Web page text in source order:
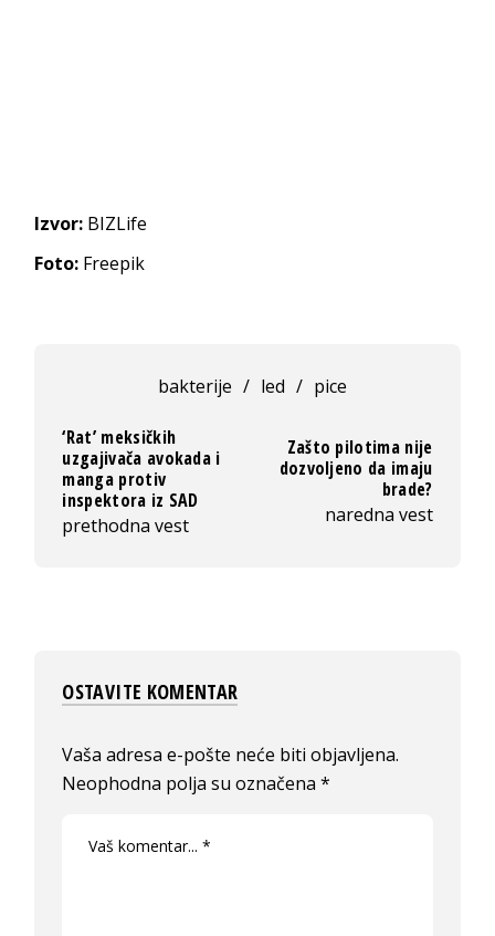
Izvor: BIZLife
Foto: Freepik
bakterije / led / pice
‘Rat’ meksičkih
uzgajivača avokada i
manga protiv
inspektora iz SAD
prethodna vest
Zašto pilotima nije
dozvoljeno da imaju
brade?
naredna vest
OSTAVITE KOMENTAR
Vaša adresa e-pošte neće biti objavljena.
Neophodna polja su označena*